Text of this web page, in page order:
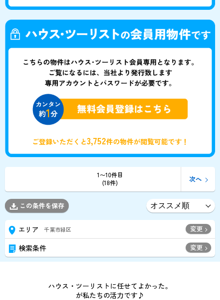
ご登録いただくと3,752件の物件が閲覧可能です！
1〜10件目
(18件)
次へ
この条件を保存
エリア 千葉市緑区 変更
検索条件 変更
ハウス・ツーリストに任せてよかった。
が私たちの活力です♪